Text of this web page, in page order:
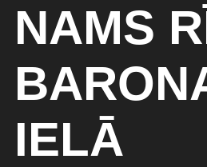
NAMS
IELĀ